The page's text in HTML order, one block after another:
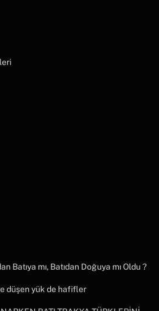
Batıya mı, Batıdan Doğuya mı Oldu ?
düşen yük de hafifler